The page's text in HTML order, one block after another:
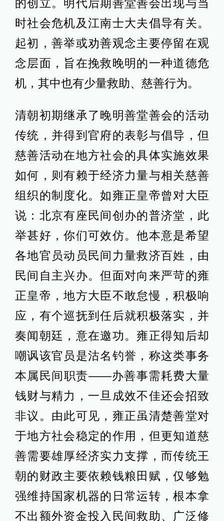
的创立。明代后期善堂善会出现与当
时社会危机及江南士大夫倡导有关。
起初，善举或劝善观念主要停留在观
念层面，旨在挽救晚明的一种道德危
机，其中也有少量救助、慈善行为。
清朝初期继承了晚明善堂善会的活动
传统，并得到官府的表彰与倡导，但
慈善活动在地方社会的具体实施效果
如何，则有赖于经济力量与相关慈善
组织的制度化。如雍正皇帝曾对大臣
说：北京有座民间创办的普济堂，此
举甚好，你们可效仿。他本意是希望
各地官员动员民间力量救济百姓，由
民间自主兴办。但面对向来严苛的雍
正皇帝，地方大臣不敢怠慢，积极响
应，有个巡抚到任后就积极落实，并
奏闻朝廷，意在邀功。雍正得知后却
嘲讽该官员是沽名钓誉，称这类事务
本属民间职责——办善事需耗费大量
钱财与精力，一旦成效不佳还会招致
非议。由此可见，雍正虽清楚善堂对
于地方社会稳定的作用，但更知道慈
善需要雄厚经济实力支撑，而传统王
朝的财政主要依赖钱粮田赋，仅够勉
强维持国家机器的日常运转，根本拿
不出额外资金投入民间救助、广泛修